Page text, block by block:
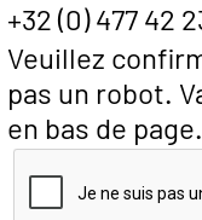
+32 (0) 477 42
Veuillez
pas un robot.
en bas de page.